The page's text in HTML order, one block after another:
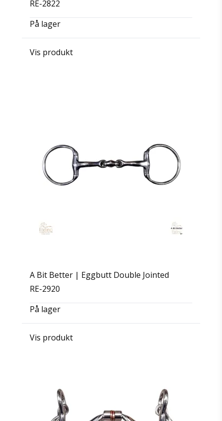
RE-2822
På lager
Vis produkt
A Bit Better | Eggbutt Double Jointed
RE-2920
På lager
Vis produkt